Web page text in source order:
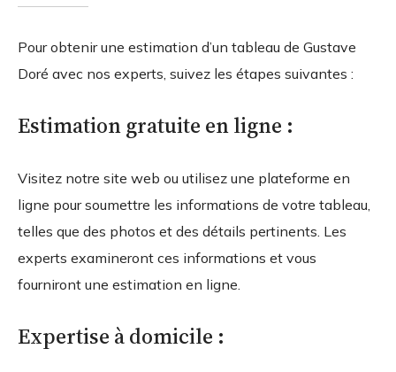
Pour obtenir une estimation d’un tableau de Gustave
Doré avec nos experts, suivez les étapes suivantes :
Estimation gratuite en ligne :
Visitez notre site web ou utilisez une plateforme en
ligne pour soumettre les informations de votre tableau,
telles que des photos et des détails pertinents. Les
experts examineront ces informations et vous
fourniront une estimation en ligne.
Expertise à domicile :